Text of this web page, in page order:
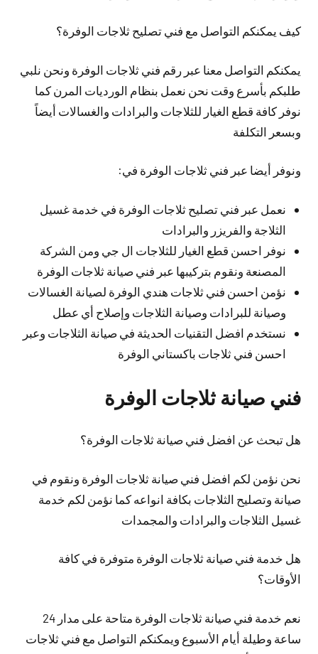
كيف يمكنكم التواصل مع فني تصليح ثلاجات الوفرة؟
يمكنكم التواصل معنا عبر رقم فني ثلاجات الوفرة ونحن نلبي
طلبكم بأسرع وقت نحن نعمل بنظام الورديات المرن كما
نوفر كافة قطع الغيار للثلاجات والبرادات والغسالات أيضاً
وبسعر التكلفة
ونوفر أيضا عبر فني ثلاجات الوفرة في:
نعمل عبر فني تصليح ثلاجات الوفرة في خدمة غسيل
الثلاجة والفريزر والبرادات
نوفر احسن قطع الغيار للثلاجات ال جي ومن الشركة
المصنعة ونقوم بتركيبها عبر فني صيانة ثلاجات الوفرة
نؤمن احسن فني ثلاجات هندي الوفرة لصيانة الغسالات
وصيانة للبرادات وصيانة الثلاجات وإصلاح أي عطل
نستخدم افضل التقنيات الحديثة في صيانة الثلاجات وعبر
احسن فني ثلاجات باكستاني الوفرة
فني صيانة ثلاجات الوفرة
هل تبحث عن افضل فني صيانة ثلاجات الوفرة؟
نحن نؤمن لكم افضل فني صيانة ثلاجات الوفرة ونقوم في
صيانة وتصليح الثلاجات بكافة انواعه كما نؤمن لكم خدمة
غسيل الثلاجات والبرادات والمجمدات
هل خدمة فني صيانة ثلاجات الوفرة متوفرة في كافة
الأوقات؟
نعم خدمة فني صيانة ثلاجات الوفرة متاحة على مدار 24
ساعة وطيلة أيام الأسبوع ويمكنكم التواصل مع فني ثلاجات